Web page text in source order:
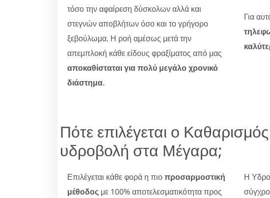
τόσο την αφαίρεση δύσκολων αλλά και
στεγνών αποβλήτων όσο και το γρήγορο
ξεβούλωμα. Η ροή αμέσως μετά την
απεμπλοκή κάθε είδους φραξίματος από μας
αποκαθίσταται για πολύ μεγάλο χρονικό
διάστημα.
Για
Πότε επιλέγεται ο
υδροβολή στα Μέγαρα;
Επιλέγεται κάθε φορά η πιοπροσαρμοστική
μέθοδος με 100% αποτελεσματικότητα προς
Η